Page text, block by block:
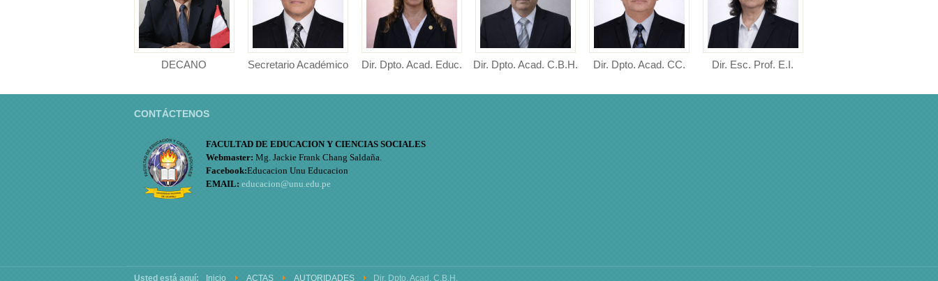
DECANO
Educación y Ciencias
Sociales ...
Secretario Académico
Facultad de Educación y
Dir. Dpto. Acad. Educ.
Académico de Educación
Dir. Dpto. Acad. C.B.H.
Académico de Ciencias
Dir. Dpto. Acad. CC.
Director de Departamento
Dir. Esc. Prof. E.I.
Profesional de Educación
Profesional de Educación
CONTÁCTENOS
FACULTAD DE EDUCACION Y CIENCIAS SOCIALES
Webmaster: Mg. Jackie Frank Chang Saldaña.
Facebook:Educacion Unu Educacion
EMAIL: educacion@unu.edu.pe
Usted está aquí: Inicio ACTAS AUTORIDADES Dir. Dpto. Acad. C.B.H.